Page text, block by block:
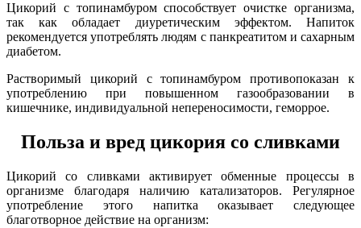
Цикорий с топинамбуром способствует очистке организма,
так как обладает диуретическим эффектом. Напиток
рекомендуется употреблять людям с панкреатитом и сахарным
диабетом.
Растворимый цикорий с топинамбуром противопоказан к
употреблению при повышенном газообразовании в
кишечнике, индивидуальной непереносимости, геморрое.
Польза и вред цикория со сливками
Цикорий со сливками активирует обменные процессы в
организме благодаря наличию катализаторов. Регулярное
употребление этого напитка оказывает следующее
благотворное действие на организм: